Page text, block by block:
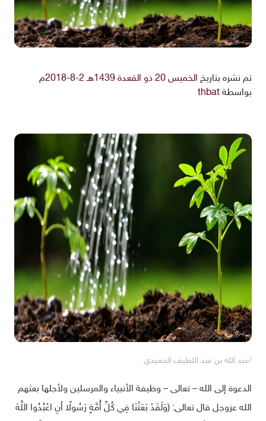
تم نشره بتاريخ الخميس 20 ذو القعدة 1439هـ 2-8-2018م
بواسطة thbat
/عبد الله بن عبد اللطيف الحميدي
الدعوة إلى الله – تعالى – وظيفة الأنبياء والمرسلين ولأجلها بعثهم
الله عزوجل قال تعالى: (وَلَقَدْ بَعَثْنَا فِي كُلِّ أُمَّةٍ رَسُولًا أَنِ اعْبُدُوا اللَّهَ